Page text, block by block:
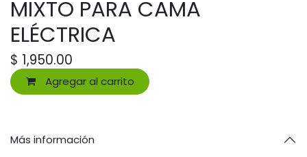
MIXTO PARA CAMA
ELÉCTRICA
$ 1,950.00
Agregar al carrito
Más información